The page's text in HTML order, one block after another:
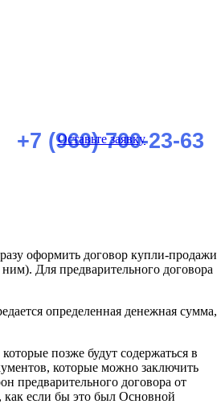
+7 (960) 700-23-63
Оставьте заявку
оформить договор купли-продажи
Для предварительного договора
определенная денежная сумма,
позже будут содержаться в
которые можно заключить
предварительного договора от
как если бы это был Основной